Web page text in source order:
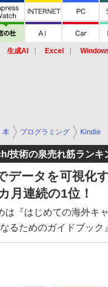
生成AI Excel
本 プログラミング Kindle
技術の泉売れ筋ランキ
データを可視化
月連続の1位！
は『はじめての海外キ
るためのガイドブック』